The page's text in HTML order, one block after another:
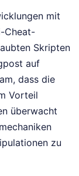
mit
Cheat-
Skripten
auf
dass die
Vorteil
überwacht
zu